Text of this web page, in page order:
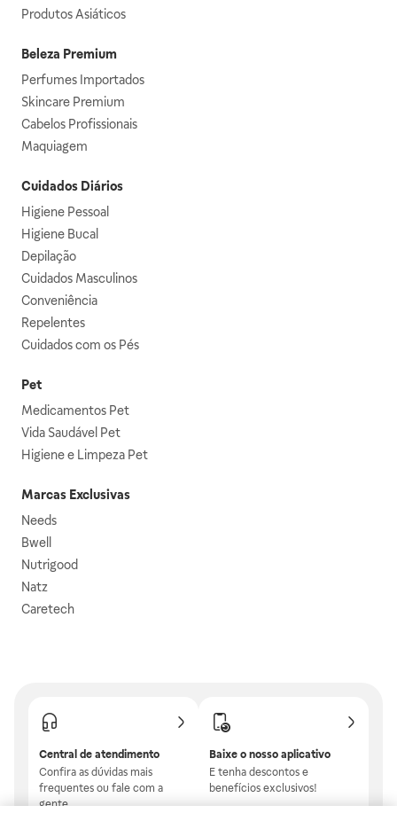
Produtos Asiáticos
Beleza Premium
Perfumes Importados
Skincare Premium
Cabelos Profissionais
Maquiagem
Cuidados Diários
Higiene Pessoal
Higiene Bucal
Depilação
Cuidados Masculinos
Conveniência
Repelentes
Cuidados com os Pés
Pet
Medicamentos Pet
Vida Saudável Pet
Higiene e Limpeza Pet
Marcas Exclusivas
Needs
Bwell
Nutrigood
Natz
Caretech
Central de atendimento
Confira as dúvidas mais
frequentes ou fale com a
gente.
Baixe o nosso aplicativo
E tenha descontos e
benefícios exclusivos!